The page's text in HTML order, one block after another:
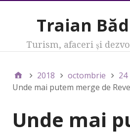
Traian
Turism, afaceri şi
2018 octombrie
24
Unde mai putem merge de
Unde mai